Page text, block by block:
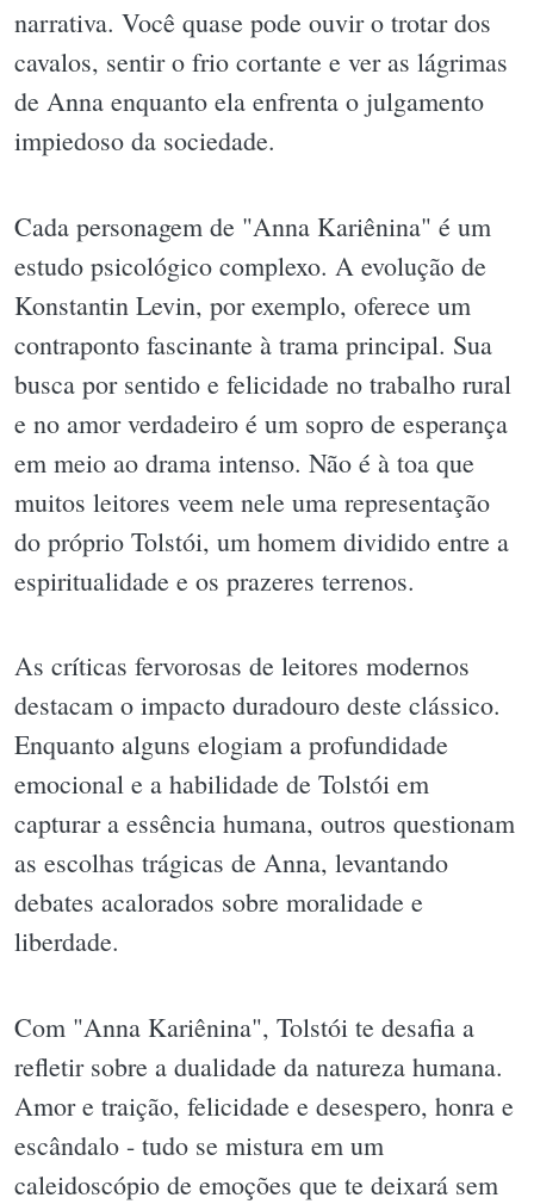
narrativa. Você quase pode ouvir o trotar dos
cavalos, sentir o frio cortante e ver as lágrimas
de Anna enquanto ela enfrenta o julgamento
impiedoso da sociedade.
Cada personagem de "Anna Kariênina" é um
estudo psicológico complexo. A evolução de
Konstantin Levin, por exemplo, oferece um
contraponto fascinante à trama principal. Sua
busca por sentido e felicidade no trabalho rural
e no amor verdadeiro é um sopro de esperança
em meio ao drama intenso. Não é à toa que
muitos leitores veem nele uma representação
do próprio Tolstói, um homem dividido entre a
espiritualidade e os prazeres terrenos.
As críticas fervorosas de leitores modernos
destacam o impacto duradouro deste clássico.
Enquanto alguns elogiam a profundidade
emocional e a habilidade de Tolstói em
capturar a essência humana, outros questionam
as escolhas trágicas de Anna, levantando
debates acalorados sobre moralidade e
liberdade.
Com "Anna Kariênina", Tolstói te desafia a
refletir sobre a dualidade da natureza humana.
Amor e traição, felicidade e desespero, honra e
escândalo - tudo se mistura em um
caleidoscópio de emoções que te deixará sem